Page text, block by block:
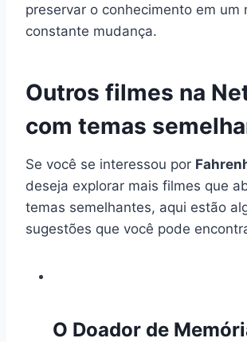
preservar o conhecimento em um
constante mudança.
Outros filmes na
com temas
Se você se interessou por
deseja explorar mais filmes que
temas semelhantes, aqui estão
sugestões que você pode
O Doador de